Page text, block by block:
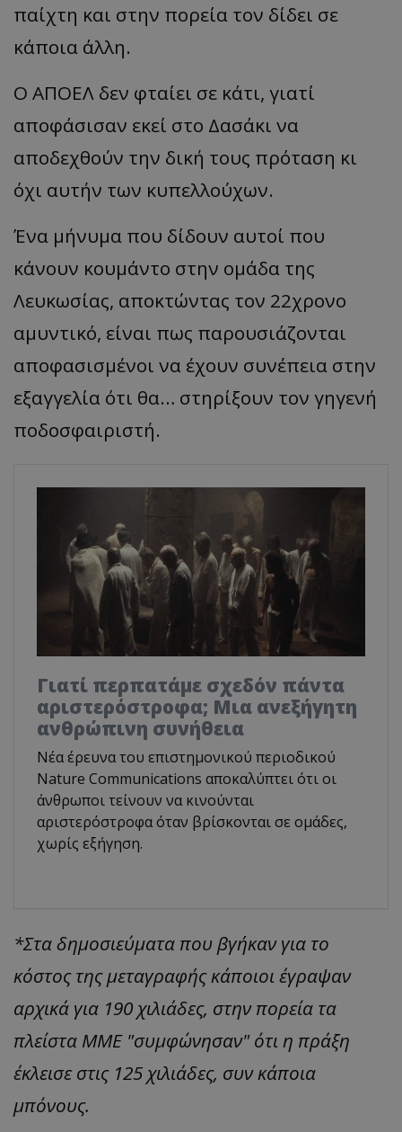
παίχτη και στην πορεία τον δίδει σε
κάποια άλλη.
Ο ΑΠΟΕΛ δεν φταίει σε κάτι, γιατί
αποφάσισαν εκεί στο Δασάκι να
αποδεχθούν την δική τους πρόταση κι
όχι αυτήν των κυπελλούχων.
Ένα μήνυμα που δίδουν αυτοί που
κάνουν κουμάντο στην ομάδα της
Λευκωσίας, αποκτώντας τον 22χρονο
αμυντικό, είναι πως παρουσιάζονται
αποφασισμένοι να έχουν συνέπεια στην
εξαγγελία ότι θα… στηρίξουν τον γηγενή
ποδοσφαιριστή.
Γιατί περπατάμε σχεδόν πάντα
αριστερόστροφα; Μια ανεξήγητη
ανθρώπινη συνήθεια
Νέα έρευνα του επιστημονικού περιοδικού
Nature Communications αποκαλύπτει ότι οι
άνθρωποι τείνουν να κινούνται
αριστερόστροφα όταν βρίσκονται σε ομάδες,
χωρίς εξήγηση.
*Στα δημοσιεύματα που βγήκαν για το
κόστος της μεταγραφής κάποιοι έγραψαν
αρχικά για 190 χιλιάδες, στην πορεία τα
πλείστα ΜΜΕ "συμφώνησαν" ότι η πράξη
έκλεισε στις 125 χιλιάδες, συν κάποια
μπόνους.